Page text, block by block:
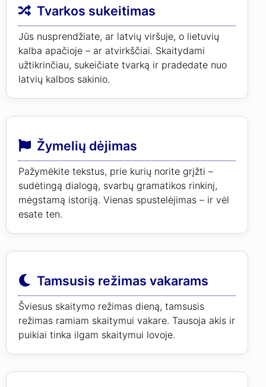
Tvarkos sukeitimas
Jūs nusprendžiate, ar latvių viršuje, o lietuvių
kalba apačioje – ar atvirkščiai. Skaitydami
užtikrinčiau, sukeičiate tvarką ir pradedate nuo
latvių kalbos sakinio.
Žymelių dėjimas
Pažymėkite tekstus, prie kurių norite grįžti –
sudėtingą dialogą, svarbų gramatikos rinkinį,
mėgstamą istoriją. Vienas spustelėjimas – ir vėl
esate ten.
Tamsusis režimas vakarams
Šviesus skaitymo režimas dieną, tamsusis
režimas ramiam skaitymui vakare. Tausoja akis ir
puikiai tinka ilgam skaitymui lovoje.